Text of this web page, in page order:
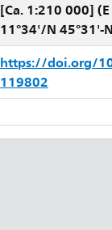
[Ca. 1:210 000] (E
11°34'/N 45°31'-
https://doi.org/
119802